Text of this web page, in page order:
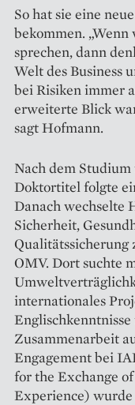
So hat sie eine
bekommen.
sprechen, dann
Welt des Business
bei Risiken immer
erweiterte Blick
sagt Hofmann.
Nach dem
Doktortitel folgte
Danach wechselte
Sicherheit,
OMV. Dort suchte
internationales
Zusammenarbeit
Engagement bei
for the Exchange
Experience) wurde